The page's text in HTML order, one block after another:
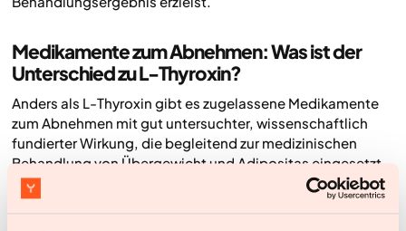
Medikamente zum Abnehmen: Was ist der
Unterschied zu L-Thyroxin?
Anders als L-Thyroxin gibt es zugelassene Medikamente
zum Abnehmen mit gut untersuchter, wissenschaftlich
fundierter Wirkung, die begleitend zur medizinischen
Behandlung von Übergewicht und Adipositas eingesetzt
werden können. Bevor eine neue medikamentöse
Behandlung begonnen wird, sollte immer ärztlich geprüft